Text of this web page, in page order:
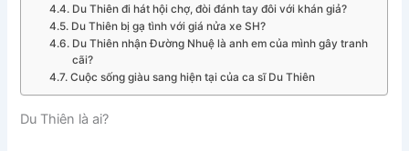
Du Thiên đi hát hội chợ, đòi đánh tay đôi với khán giả?
Du Thiên bị gạ tình với giá nửa xe SH?
Du Thiên nhận Đường Nhuệ là anh em của mình gây tranh
cãi?
Cuộc sống giàu sang hiện tại của ca sĩ Du Thiên
Du Thiên là ai?